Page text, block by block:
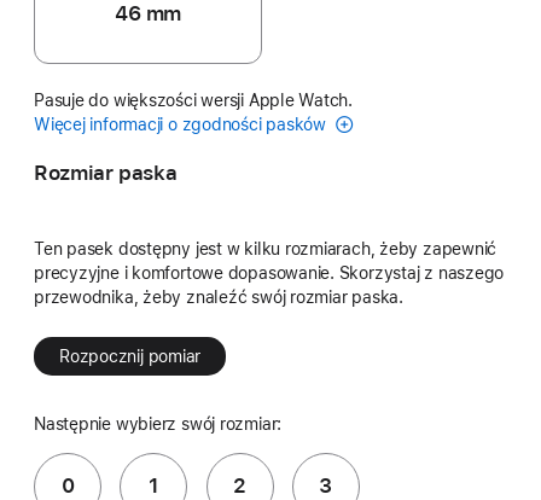
46 mm
Pasuje do większości wersji Apple Watch.
Więcej informacji o zgodności pasków
Rozmiar paska
Ten pasek dostępny jest w kilku rozmiarach, żeby zapewnić
precyzyjne i komfortowe dopasowanie. Skorzystaj z naszego
przewodnika, żeby znaleźć swój rozmiar paska.
Rozpocznij pomiar
Następnie wybierz swój rozmiar:
0 1 2 3